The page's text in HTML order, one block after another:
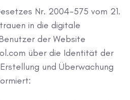
Nr. 2004-575 vom 21.
in die digitale
der Website
über die Identität der
und Überwachung